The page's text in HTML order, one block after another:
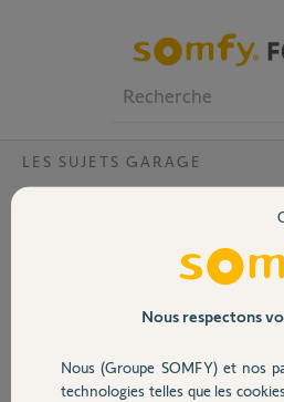
Volet
Sécurité
LES SUJETS GARAGE
Moteur botticelli bft et
Pouvez-vous s'il vous plaît me
effectuer pour câbler mon moteur de
Merci, d'avance pour votre aide
Nous respectons
Nous (Groupe SOMFY) et nos
technologies telles que les